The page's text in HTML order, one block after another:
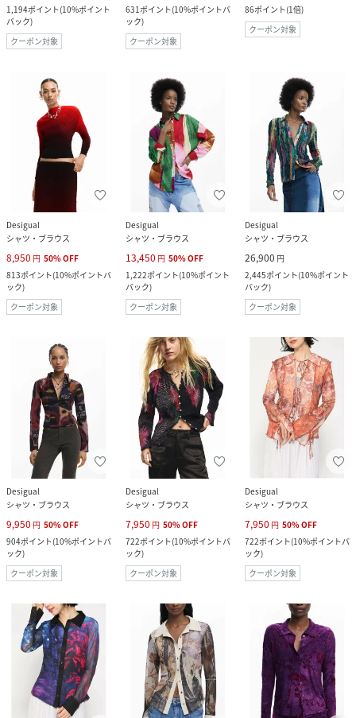
1,194ポイント(10%ポイント
バック)
クーポン対象
631ポイント(10%ポイントバ
ック)
クーポン対象
86ポイント(1倍)
クーポン対象
Desigual
シャツ・ブラウス
8,950 円 50%OFF
813ポイント(10%ポイントバ
ック)
クーポン対象
Desigual
シャツ・ブラウス
13,450 円 50%OFF
1,222ポイント(10%ポイント
バック)
クーポン対象
Desigual
シャツ・ブラウス
26,900 円
2,445ポイント(10%ポイント
バック)
クーポン対象
Desigual
シャツ・ブラウス
9,950 円 50%OFF
904ポイント(10%ポイントバ
ック)
クーポン対象
Desigual
シャツ・ブラウス
7,950 円 50%OFF
722ポイント(10%ポイントバ
ック)
クーポン対象
Desigual
シャツ・ブラウス
7,950 円 50%OFF
722ポイント(10%ポイントバ
ック)
クーポン対象